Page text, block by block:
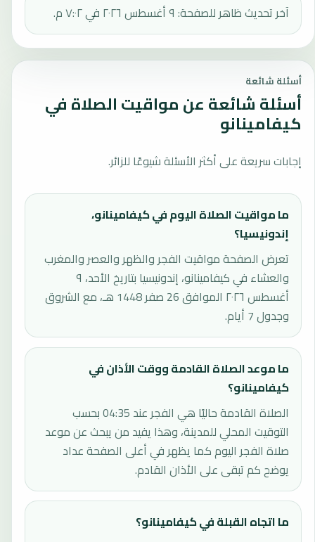
آخر تحديث ظاهر للصفحة: ٩ أغسطس ٢٠٢٦ في ٧:٠٢ م.
أسئلة شائعة
أسئلة شائعة عن مواقيت الصلاة في
كيفامينانو
إجابات سريعة على أكثر الأسئلة شيوعًا للزائر.
ما مواقيت الصلاة اليوم في كيفامينانو،
إندونيسيا؟
تعرض الصفحة مواقيت الفجر والظهر والعصر والمغرب
والعشاء في كيفامينانو، إندونيسيا بتاريخ الأحد، ٩
أغسطس ٢٠٢٦ الموافق 26 صفر 1448 هـ، مع الشروق
وجدول 7 أيام.
ما موعد الصلاة القادمة ووقت الأذان في
كيفامينانو؟
الصلاة القادمة حاليًا هي الفجر عند 04:35 بحسب
التوقيت المحلي للمدينة، وهذا يفيد من يبحث عن موعد
صلاة الفجر اليوم كما يظهر في أعلى الصفحة عداد
يوضح كم تبقى على الأذان القادم.
ما اتجاه القبلة في كيفامينانو؟